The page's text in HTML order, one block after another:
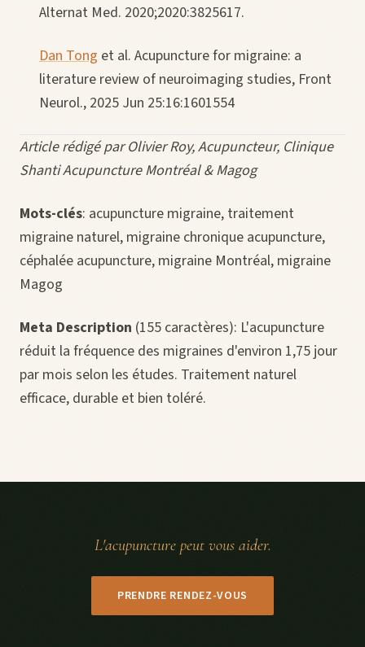
Alternat Med. 2020;2020:3825617.
Dan Tong et al. Acupuncture for migraine: a
literature review of neuroimaging studies, Front
Neurol., 2025 Jun 25:16:1601554
Article rédigé par Olivier Roy, Acupuncteur, Clinique
Shanti Acupuncture Montréal & Magog
Mots-clés: acupuncture migraine, traitement
migraine naturel, migraine chronique acupuncture,
céphalée acupuncture, migraine Montréal, migraine
Magog
Meta Description (155 caractères): L'acupuncture
réduit la fréquence des migraines d'environ 1,75 jour
par mois selon les études. Traitement naturel
efficace, durable et bien toléré.
L'acupuncture peut vous aider.
PRENDRE RENDEZ-VOUS